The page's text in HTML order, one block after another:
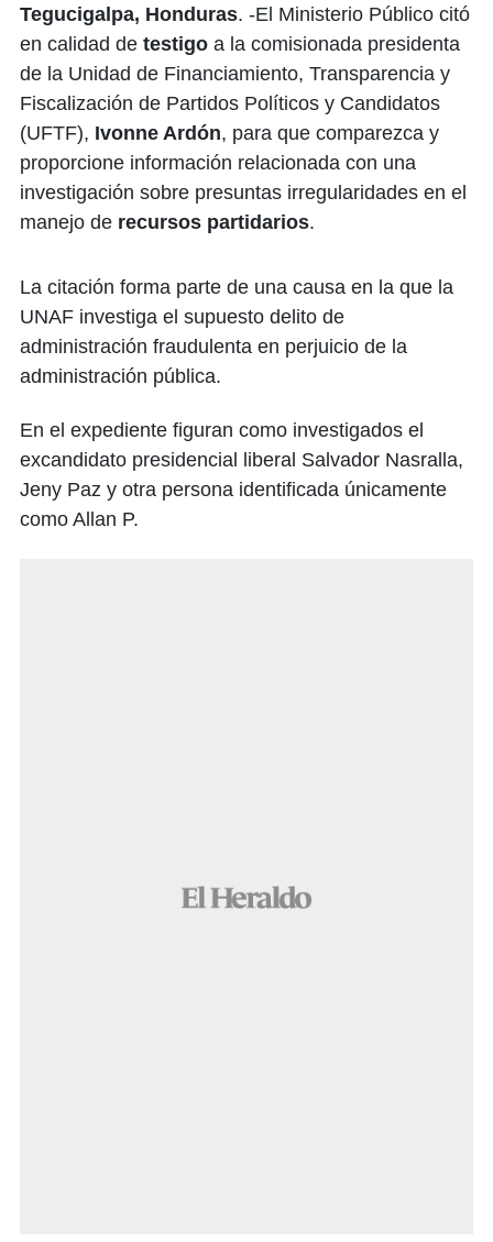
Tegucigalpa, Honduras. -El Ministerio Público citó
en calidad de testigo a la comisionada presidenta
de la Unidad de Financiamiento, Transparencia y
Fiscalización de Partidos Políticos y Candidatos
(UFTF), Ivonne Ardón, para que comparezca y
proporcione información relacionada con una
investigación sobre presuntas irregularidades en el
manejo de recursos partidarios.
La citación forma parte de una causa en la que la
UNAF investiga el supuesto delito de
administración fraudulenta en perjuicio de la
administración pública.
En el expediente figuran como investigados el
excandidato presidencial liberal Salvador Nasralla,
Jeny Paz y otra persona identificada únicamente
como Allan P.